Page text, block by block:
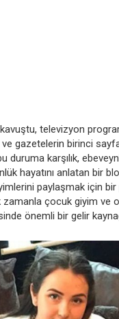
televizyon
gazetelerin birinci
duruma karşılık,
hayatını anlatan bir
paylaşmak için
çocuk giyim ve
önemli bir gelir